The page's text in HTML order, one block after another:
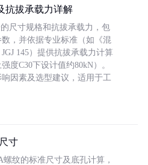
抗拔承载力详解
尺寸规格和抗拔承载力，包
，并依据专业标准（如《混
145）提供抗拔承载力计算
度C30下设计值约80kN）。
因素及选型建议，适用于工
寸
纹的标准尺寸及底孔计算，